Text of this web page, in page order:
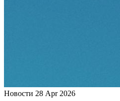
Новости 28 Apr 2026